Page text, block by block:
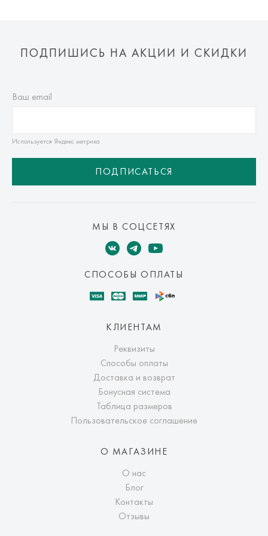
ПОДПИШИСЬ НА АКЦИИ И СКИДКИ
Ваш email
Используется Яндекс метрика
ПОДПИСАТЬСЯ
МЫ В СОЦСЕТЯХ
СПОСОБЫ ОПЛАТЫ
КЛИЕНТАМ
Реквизиты
Способы оплаты
Доставка и возврат
Бонусная система
Таблица размеров
Пользовательское соглашение
О МАГАЗИНЕ
О нас
Блог
Контакты
Отзывы